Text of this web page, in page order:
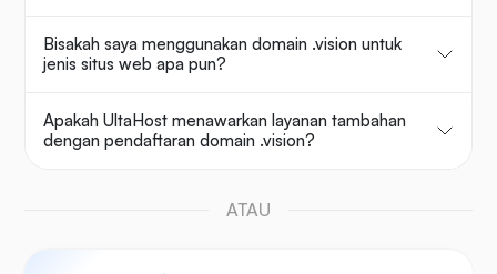
Bisakah saya menggunakan domain .vision untuk
jenis situs web apa pun?
Apakah UltaHost menawarkan layanan tambahan
dengan pendaftaran domain .vision?
ATAU